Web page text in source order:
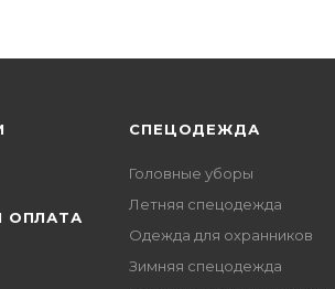
ОПЛАТА
СПЕЦОДЕЖДА
Головные уборы
Летняя спецодежда
Одежда для охранников
Зимняя спецодежда